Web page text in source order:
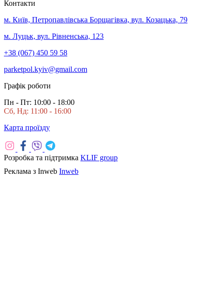
Контакти
м. Київ, Петропавлівська Борщагівка, вул. Козацька, 79
м. Луцьк, вул. Рівненська, 123
+38 (067) 450 59 58
parketpol.kyiv@gmail.com
Графік роботи
Пн - Пт: 10:00 - 18:00
Сб, Нд: 11:00 - 16:00
Карта проїзду
Розробка та підтримка KLIF group
Реклама з Inweb Inweb